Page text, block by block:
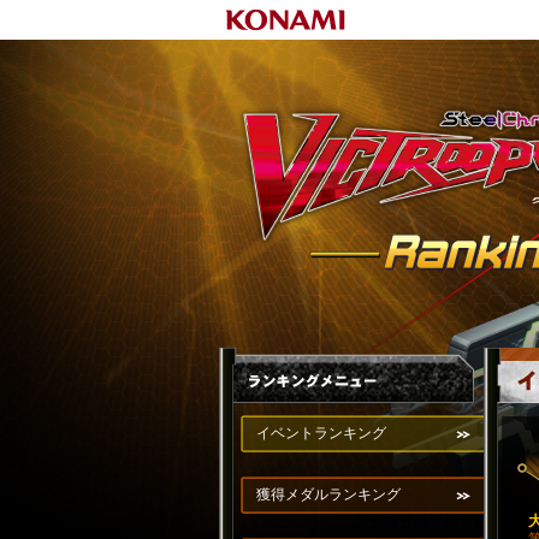
イベントランキング
獲得メダルランキング